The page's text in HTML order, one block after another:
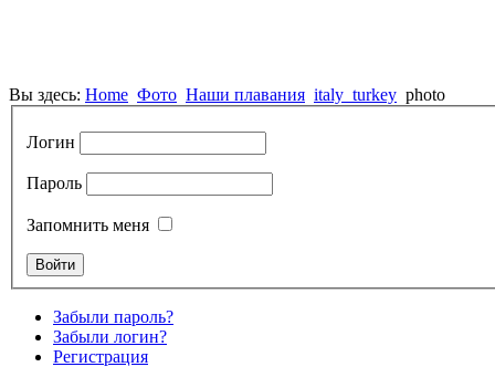
Вы здесь: Home Фото Наши плавания italy_turkey photo
Логин
Пароль
Запомнить меня
Забыли пароль?
Забыли логин?
Регистрация